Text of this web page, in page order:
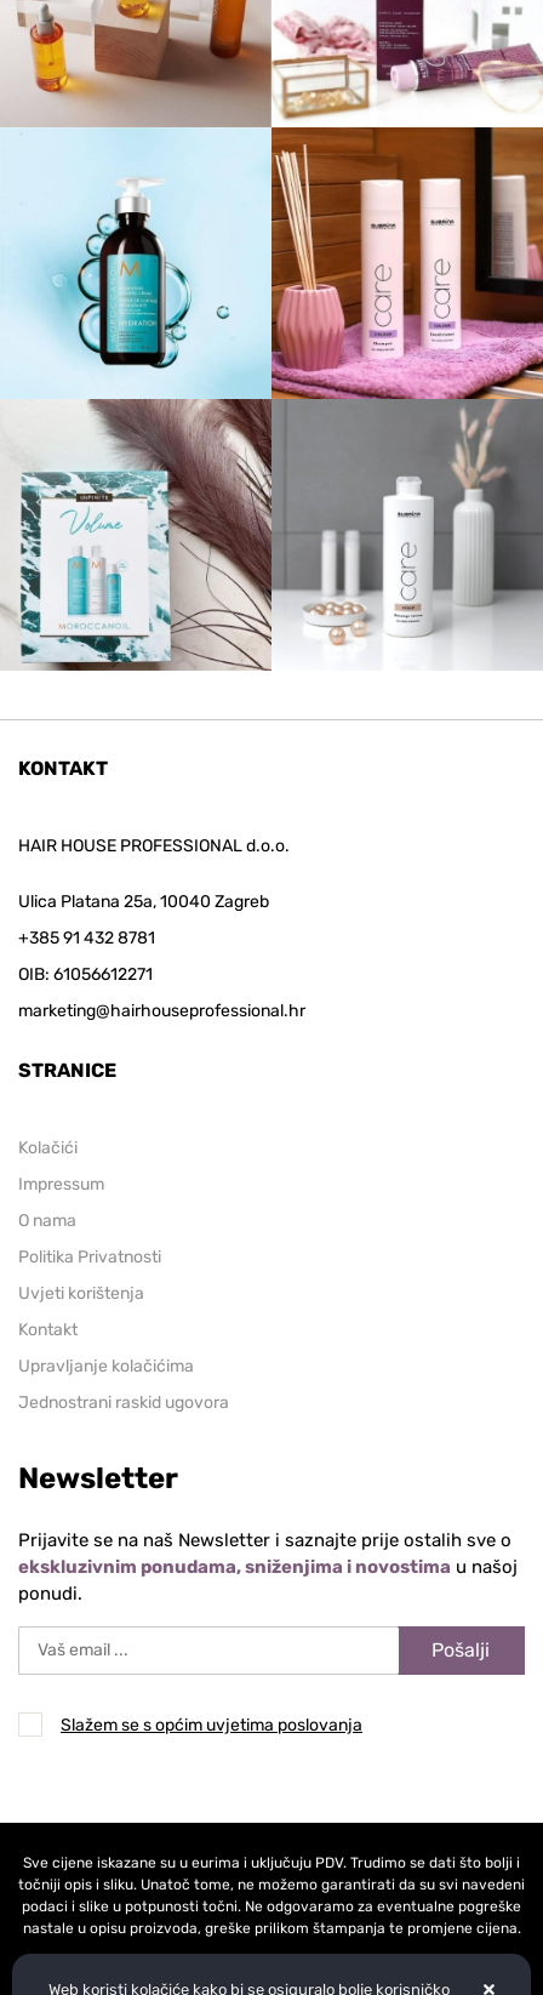
KONTAKT
HAIR HOUSE PROFESSIONAL d.o.o.
Ulica Platana 25a, 10040 Zagreb
+385 91 432 8781
OIB: 61056612271
marketing@hairhouseprofessional.hr
STRANICE
Kolačići
Impressum
O nama
Politika Privatnosti
Uvjeti korištenja
Kontakt
Upravljanje kolačićima
Jednostrani raskid ugovora
Newsletter
Prijavite se na naš Newsletter i saznajte prije ostalih sve o
ekskluzivnim ponudama, sniženjima i novostima u našoj
ponudi.
Pošalji
Slažem se s općim uvjetima poslovanja
Sve cijene iskazane su u eurima i uključuju PDV. Trudimo se dati što bolji i
točniji opis i sliku. Unatoč tome, ne možemo garantirati da su svi navedeni
podaci i slike u potpunosti točni. Ne odgovaramo za eventualne pogreške
nastale u opisu proizvoda, greške prilikom štampanja te promjene cijena.
Web koristi kolačiće kako bi se osiguralo bolje korisničko